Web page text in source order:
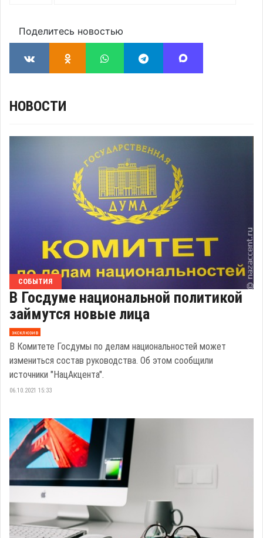
Поделитесь новостью
НОВОСТИ
СОБЫТИЯ
В Госдуме национальной политикой
займутся новые лица
эксклюзив
В Комитете Госдумы по делам национальностей может
измениться состав руководства. Об этом сообщили
источники "НацАкцента".
06.10.2021 15:33